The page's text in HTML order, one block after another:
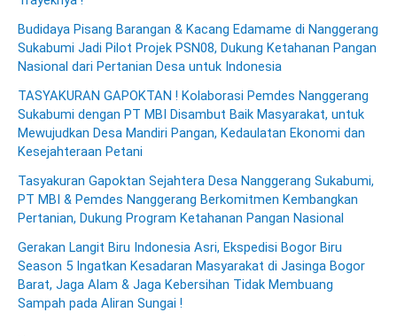
Budidaya Pisang Barangan & Kacang Edamame di Nanggerang
Sukabumi Jadi Pilot Projek PSN08, Dukung Ketahanan Pangan
Nasional dari Pertanian Desa untuk Indonesia
TASYAKURAN GAPOKTAN ! Kolaborasi Pemdes Nanggerang
Sukabumi dengan PT MBI Disambut Baik Masyarakat, untuk
Mewujudkan Desa Mandiri Pangan, Kedaulatan Ekonomi dan
Kesejahteraan Petani
Tasyakuran Gapoktan Sejahtera Desa Nanggerang Sukabumi,
PT MBI & Pemdes Nanggerang Berkomitmen Kembangkan
Pertanian, Dukung Program Ketahanan Pangan Nasional
Gerakan Langit Biru Indonesia Asri, Ekspedisi Bogor Biru
Season 5 Ingatkan Kesadaran Masyarakat di Jasinga Bogor
Barat, Jaga Alam & Jaga Kebersihan Tidak Membuang
Sampah pada Aliran Sungai !